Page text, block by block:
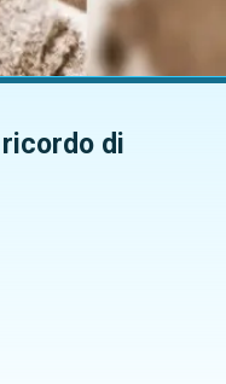
di